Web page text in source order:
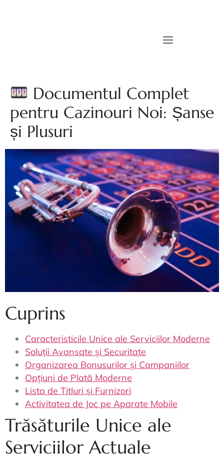
Documentul Complet
pentru Cazinouri Noi: Șanse
și Plusuri
Cuprins
Caracteristicile Unice ale Serviciilor Moderne
Soluții Avansate și Securitate
Organizarea Bonusurilor și Campaniilor
Opțiuni de Plată Moderne
Lista de Titluri și Furnizori
Activitatea de Joc pe Aparate Mobile
Trăsăturile Unice ale
Serviciilor Actuale